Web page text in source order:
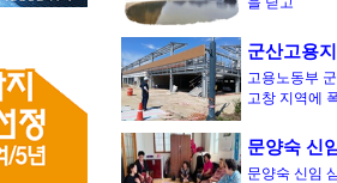
군산고용
고용노동부
고창 지역에
문양숙 신
문양숙 신임